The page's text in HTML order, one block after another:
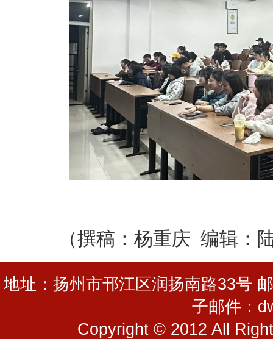
（撰稿：杨重庆 编辑：
地址：扬州市邗江区润扬南路33号
子邮件：
Copyright © 2012 All